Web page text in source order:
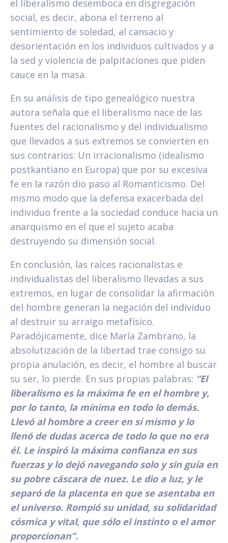
el liberalismo desemboca en disgregación
social, es decir, abona el terreno al
sentimiento de soledad, al cansacio y
desorientación en los individuos cultivados y a
la sed y violencia de palpitaciones que piden
cauce en la masa.
En su análisis de tipo genealógico nuestra
autora señala que el liberalismo nace de las
fuentes del racionalismo y del individualismo
que llevados a sus extremos se convierten en
sus contrarios: Un irracionalismo (idealismo
postkantiano en Europa) que por su excesiva
fe en la razón dio paso al Romanticismo. Del
mismo modo que la defensa exacerbada del
individuo frente a la sociedad conduce hacia un
anarquismo en el que el sujeto acaba
destruyendo su dimensión social.
En conclusión, las raíces racionalistas e
individualistas del liberalismo llevadas a sus
extremos, en lugar de consolidar la afirmación
del hombre generan la negación del individuo
al destruir su arraigo metafísico.
Paradójicamente, dice María Zambrano, la
absolutización de la libertad trae consigo su
propia anulación, es decir, el hombre al buscar
su ser, lo pierde. En sus propias palabras: “El
liberalismo es la máxima fe en el hombre y,
por lo tanto, la mínima en todo lo demás.
Llevó al hombre a creer en sí mismo y lo
llenó de dudas acerca de todo lo que no era
él. Le inspiró la máxima confianza en sus
fuerzas y lo dejó navegando solo y sin guía en
su pobre cáscara de nuez. Le dio a luz, y le
separó de la placenta en que se asentaba en
el universo. Rompió su unidad, su solidaridad
cósmica y vital, que sólo el instinto o el amor
proporcionan”.